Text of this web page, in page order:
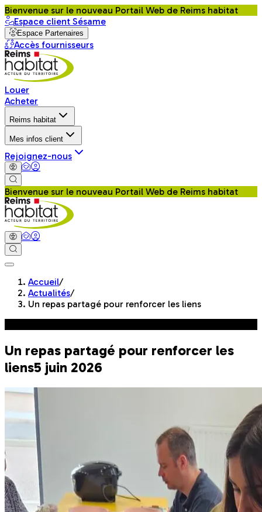
Bienvenue sur le nouveau Portail Web de Reims habitat
Espace client Sésame
Espace Partenaires
Accès fournisseurs
Louer
Acheter
Reims habitat
Mes infos client
Rejoignez-nous
Bienvenue sur le nouveau Portail Web de Reims habitat
Accueil/
Actualités/
Un repas partagé pour renforcer les liens
Un repas partagé pour renforcer les
liens5 juin 2026